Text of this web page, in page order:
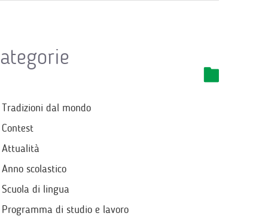
Tradizioni dal mondo
Contest
Attualità
Anno scolastico
Scuola di lingua
Programma di studio e lavoro